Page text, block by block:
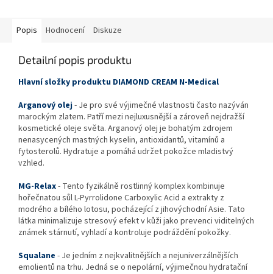
Popis Hodnocení Diskuze
Detailní popis produktu
Hlavní složky produktu DIAMOND CREAM N-Medical
Arganový olej- Je pro své výjimečné vlastnosti často nazýván
marockým zlatem. Patří mezi nejluxusnější a zároveň nejdražší
kosmetické oleje světa. Arganový olej je bohatým zdrojem
nenasycených mastných kyselin, antioxidantů, vitamínů a
fytosterolů. Hydratuje a pomáhá udržet pokožce mladistvý
vzhled.
MG-Relax- Tento fyzikálně rostlinný komplex kombinuje
hořečnatou sůl L-Pyrrolidone Carboxylic Acid a extrakty z
modrého a bílého lotosu, pocházející z jihovýchodní Asie. Tato
látka minimalizuje stresový efekt v kůži jako prevenci viditelných
známek stárnutí, vyhladí a kontroluje podráždění pokožky.
Squalane - Je jedním z nejkvalitnějších a nejuniverzálnějších
emolientů na trhu. Jedná se o nepolární, výjimečnou hydratační